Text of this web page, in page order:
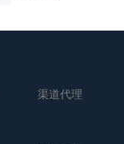
渠道代理